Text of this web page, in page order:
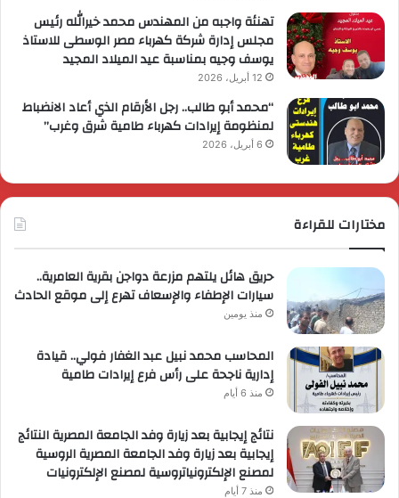
تهنئة واجبه من المهندس محمد خيرالله رئيس
مجلس إدارة شركة كهرباء مصر الوسطى للاستاذ
يوسف وجيه بمناسبة عيد الميلاد المجيد
12 أبريل، 2026
“محمد أبو طالب.. رجل الأرقام الذي أعاد الانضباط
لمنظومة إيرادات كهرباء طامية شرق وغرب”
6 أبريل، 2026
مختارات للقراءة
حريق هائل يلتهم مزرعة دواجن بقرية العامرية..
سيارات الإطفاء والإسعاف تهرع إلى موقع الحادث
منذ يومين
المحاسب محمد نبيل عبد الغفار فولي.. قيادة
إدارية ناجحة على رأس فرع إيرادات طامية
منذ 6 أيام
نتائج إيجابية بعد زيارة وفد الجامعة المصرية النتائج
إيجابية بعد زيارة وفد الجامعة المصرية الروسية
لمصنع الإلكترونياتروسية لمصنع الإلكترونيات
منذ 7 أيام